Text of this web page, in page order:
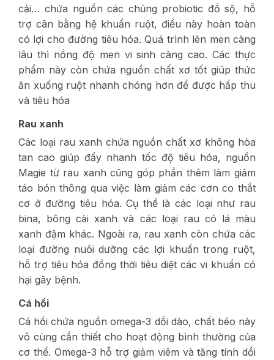
cải… chứa nguồn các chủng probiotic đồ sộ, hỗ
trợ cân bằng hệ khuẩn ruột, điều này hoàn toàn
có lợi cho đường tiêu hóa. Quá trình lên men càng
lâu thì nồng độ men vi sinh càng cao. Các thực
phẩm này còn chứa nguồn chất xơ tốt giúp thức
ăn xuống ruột nhanh chóng hơn để được hấp thu
và tiêu hóa
Rau xanh
Các loại rau xanh chứa nguồn chất xơ không hòa
tan cao giúp đẩy nhanh tốc độ tiêu hóa, nguồn
Magie từ rau xanh cũng góp phần thêm làm giảm
táo bón thông qua việc làm giảm các cơn co thắt
cơ ở đường tiêu hóa. Cụ thể là các loại như rau
bina, bông cải xanh và các loại rau có lá màu
xanh đậm khác. Ngoài ra, rau xanh còn chứa các
loại đường nuôi dưỡng các lợi khuẩn trong ruột,
hỗ trợ tiêu hóa đồng thời tiêu diệt các vi khuẩn có
hại gây bệnh.
Cá hồi
Cá hồi chứa nguồn omega-3 dồi dào, chất béo này
vô cùng cần thiết cho hoạt động bình thường của
cơ thể. Omega-3 hỗ trợ giảm viêm và tăng tính dồi